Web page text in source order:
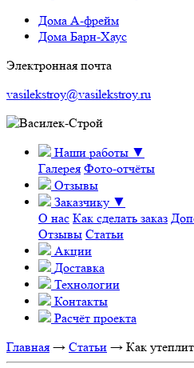
Дома А-фрейм
Дома Барн-Хаус
Электронная почта
vasilekstroy@vasilekstroy.ru
Наши работы ▼
Галерея Фото-отчёты
Отзывы
Заказчику ▼
О нас Как сделать заказ
Отзывы Статьи
Акции
Доставка
Технологии
Контакты
Расчёт проекта
Главная → Статьи → Как